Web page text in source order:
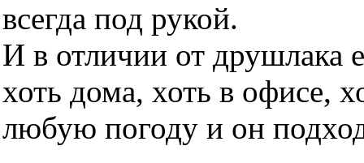
всегда под рукой.
И в отличии от друшлака
хоть дома, хоть в офисе,
любую погоду и он